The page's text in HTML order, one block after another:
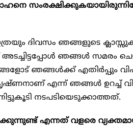
ദിവസം ഞങ്ങളുടെ
ഞങ്ങൾ സമരം
ഞങ്ങൾക്ക് എതിർപ്പും
എന്ന് ഞങ്ങൾ ഉറച്ച്
നടപടിയെടുക്കാത്തത്.
എന്നത് വളരെ